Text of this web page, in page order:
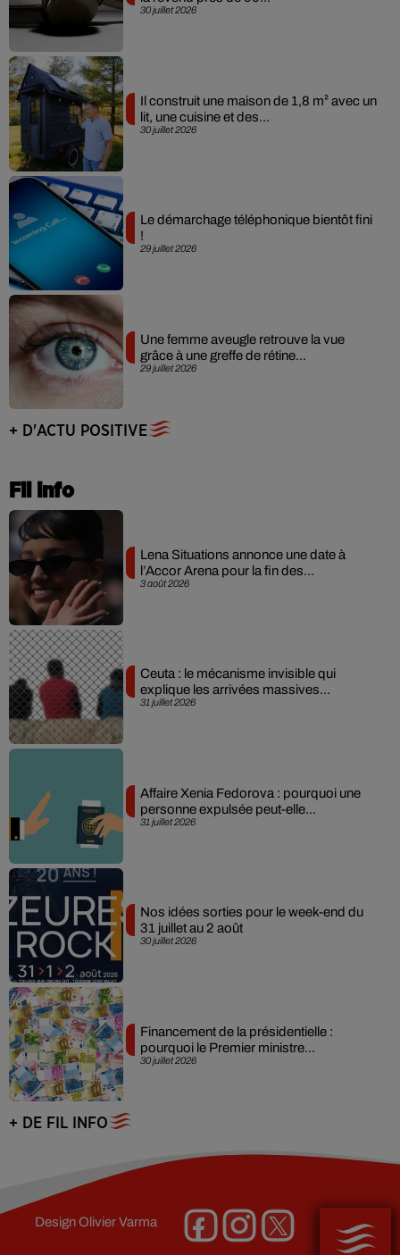
30 juillet 2026
30 juillet 2026
Il construit une maison de 1,8 m² avec un
lit, une cuisine et des...
29 juillet 2026
Le démarchage téléphonique bientôt fini
!
29 juillet 2026
Une femme aveugle retrouve la vue
grâce à une greffe de rétine...
+ D'ACTU POSITIVE
Fil info
3 août 2026
Lena Situations annonce une date à
l’Accor Arena pour la fin des...
31 juillet 2026
Ceuta : le mécanisme invisible qui
explique les arrivées massives...
31 juillet 2026
Affaire Xenia Fedorova : pourquoi une
personne expulsée peut-elle...
30 juillet 2026
Nos idées sorties pour le week-end du
31 juillet au 2 août
30 juillet 2026
Financement de la présidentielle :
pourquoi le Premier ministre...
+ DE FIL INFO
DesignOlivier Varma